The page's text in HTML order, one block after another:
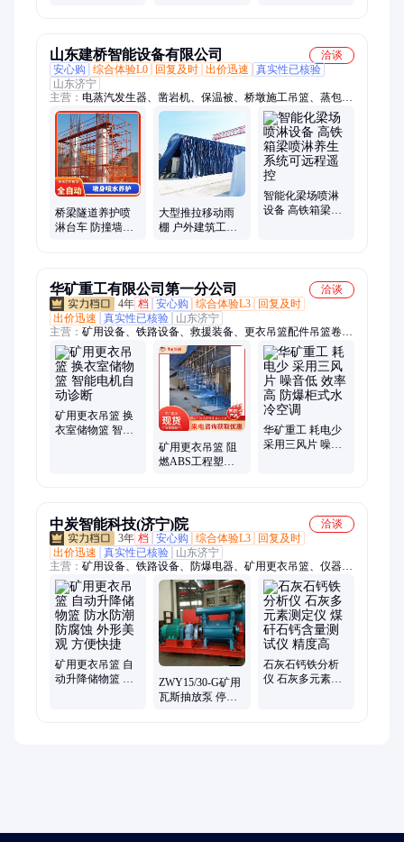
山东建桥智能设备有限公司
洽谈
安心购
综合体验L0 回复及时 出价迅速
真实性已核验
山东济宁
主营： 电蒸汽发生器、凿岩机、保温被、桥墩施工吊篮、蒸包
子、凿毛机、压浆机、保温棚、智能张拉设备、桥梁养护机、蒸
养机、t梁喷淋、48kw水泥、8路预制、36kw水泥制品、12kw蒸
汽、20路智能、养护保温、自动喷淋系统、智能张拉、蒸养设
备、防火蒸养、矿用锚索、桥墩固定喷淋系统、桥墩旋转喷淋系
统、桥墩升降喷淋系统
桥梁隧道养护喷
淋台车 防撞墙护
大型推拉移动雨
棚 户外建筑工地
智能化梁场喷淋
设备 高铁箱梁喷
华矿重工有限公司第一分公司
洽谈
4年 档 安心购 综合体验L3
回复及时
出价迅速
真实性已核验
山东济宁
主营： 矿用设备、铁路设备、救援装备、更衣吊篮配件吊篮卷
轴、防爆电器、路面机械、工程机械
矿用更衣吊篮 换
衣室储物篮 智能
矿用更衣吊篮 阻
燃ABS工程塑料
华矿重工 耗电少
采用三风片 噪音
中炭智能科技(济宁)院
洽谈
3年 档 安心购 综合体验L3
回复及时
出价迅速
真实性已核验
山东济宁
主营： 矿用设备、铁路设备、防爆电器、矿用更衣吊篮、仪器仪
表、路面机械、工程机械、智能制造
矿用更衣吊篮 自
动升降储物篮 防
ZWY15/30-G矿用
瓦斯抽放泵 停水
石灰石钙铁分析
仪 石灰多元素测